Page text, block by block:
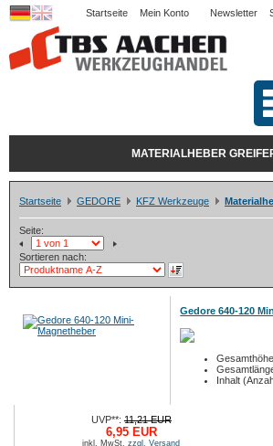
Startseite Mein Konto Newsletter
MATERIALHEBER
Startseite GEDORE KFZ Werkzeuge
Seite:
Sortieren nach:
Gedore 640-120
Inhalt
UVP**:11,21 EUR
6,95 EUR
inkl. MwSt.zzgl. Versand